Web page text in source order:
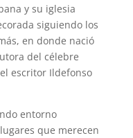
y su iglesia
siguiendo los
en donde nació
del célebre
escritor Ildefonso
entorno
que merecen